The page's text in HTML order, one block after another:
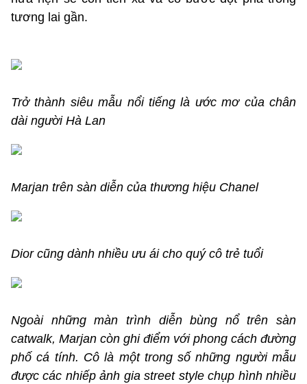
tương lai gần.
Trở thành siêu mẫu nổi tiếng là ước mơ của chân
dài người Hà Lan
Marjan trên sàn diễn của thương hiệu Chanel
Dior cũng dành nhiều ưu ái cho quý cô trẻ tuổi
Ngoài những màn trình diễn bùng nổ trên sàn
catwalk, Marjan còn ghi điểm với phong cách đường
phố cá tính. Cô là một trong số những người mẫu
được các nhiếp ảnh gia street style chụp hình nhiều